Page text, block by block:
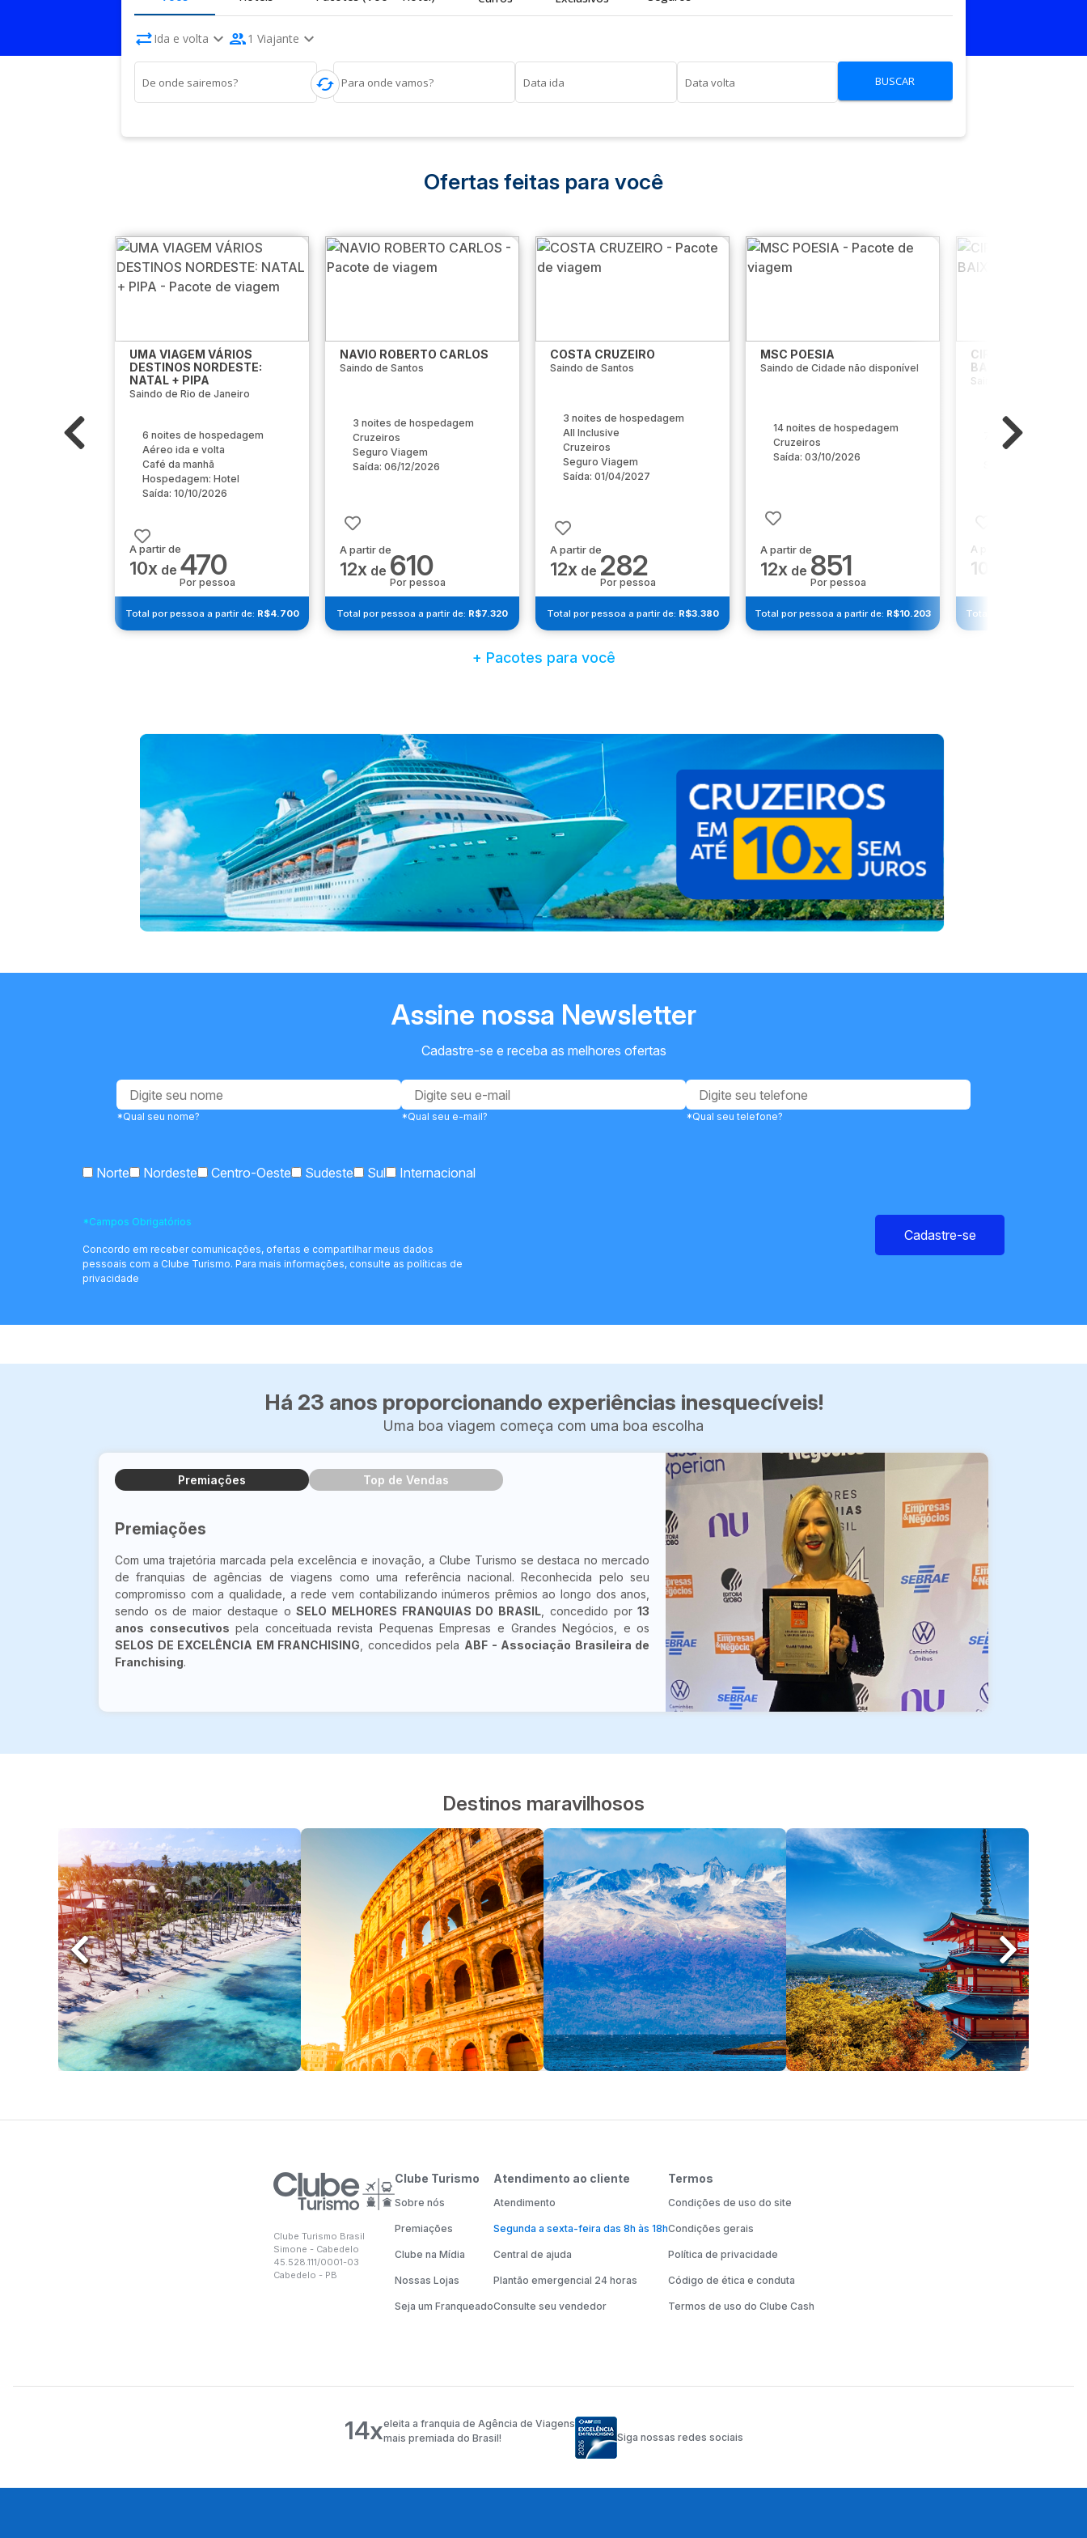
sync_altIda e volta expand_more people1 Viajante expand_more
De onde sairemos? cached Para onde vamos? Data ida Data volta BUSCAR
Ofertas feitas para você
UMA VIAGEM VÁRIOS
DESTINOS NORDESTE:
NATAL + PIPA
Saindo de Rio de Janeiro
6 noites de hospedagem
Aéreo ida e volta
Café da manhã
Hospedagem: Hotel
Saída: 10/10/2026
A partir de
10x de 470
Por pessoa
Total por pessoa a partir de: R$4.700
NAVIO ROBERTO CARLOS
Saindo de Santos
3 noites de hospedagem
Cruzeiros
Seguro Viagem
Saída: 06/12/2026
A partir de
12x de 610
Por pessoa
Total por pessoa a partir de: R$7.320
COSTA CRUZEIRO
Saindo de Santos
3 noites de hospedagem
All Inclusive
Cruzeiros
Seguro Viagem
Saída: 01/04/2027
A partir de
12x de 282
Por pessoa
Total por pessoa a partir de: R$3.380
MSC POESIA
Saindo de Cidade não disponível
14 noites de hospedagem
Cruzeiros
Saída: 03/10/2026
A partir de
12x de 851
Por pessoa
Total por pessoa a partir de: R$10.203
CIRCUITO PARIS E
BAIXOS
Saindo de Cidade não
7 noites de
A partir de
10x
Total por pessoa a partir
+ Pacotes para você
Assine nossa Newsletter
Cadastre-se e receba as melhores ofertas
*Qual seu nome? *Qual seu e-mail? *Qual seu telefone?
Norte Nordeste Centro-Oeste Sudeste Sul Internacional
*Campos Obrigatórios
Concordo em receber comunicações, ofertas e compartilhar meus dados
pessoais com a Clube Turismo. Para mais informações, consulte as políticas de
privacidade
Cadastre-se
Há 23 anos proporcionando experiências inesquecíveis!
Uma boa viagem começa com uma boa escolha
Premiações Top de Vendas
Premiações
Com uma trajetória marcada pela excelência e inovação, a Clube Turismo se destaca no mercado
de franquias de agências de viagens como uma referência nacional. Reconhecida pelo seu
compromisso com a qualidade, a rede vem contabilizando inúmeros prêmios ao longo dos anos,
sendo os de maior destaque oSELO MELHORES FRANQUIAS DO BRASIL , concedido por13
anos consecutivos pela conceituada revista Pequenas Empresas e Grandes Negócios, e os
SELOS DE EXCELÊNCIA EM FRANCHISING , concedidos pela ABF - Associação Brasileira de
Franchising.
Destinos maravilhosos
Clube Turismo Brasil
Simone - Cabedelo
45.528.111/0001-03
Cabedelo - PB
Clube Turismo
Sobre nós
Premiações
Clube na Mídia
Nossas Lojas
Seja um Franqueado
Atendimento ao cliente
Atendimento
Segunda a sexta-feira das 8h às 18h
Central de ajuda
Plantão emergencial 24 horas
Consulte seu vendedor
Termos
Condições de uso do site
Condições gerais
Política de privacidade
Código de ética e conduta
Termos de uso do Clube Cash
14xeleita a franquia de Agência de Viagens
mais premiada do Brasil!
Siga nossas redes sociais